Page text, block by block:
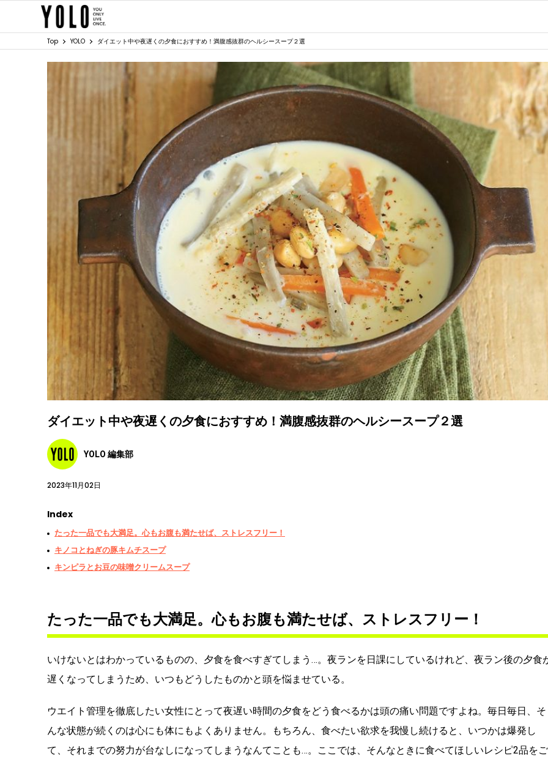
Top YOLO ダイエット中や夜遅くの夕食におすすめ！満腹感抜群のヘルシースープ２選
ダイエット中や夜遅くの夕食におすすめ！満腹感抜群のヘルシースープ２選
YOLO 編集部
2023年11月02日
Index
たった一品でも大満足。心もお腹も満たせば、ストレスフリー！
キノコとねぎの豚キムチスープ
キンピラとお豆の味噌クリームスープ
たった一品でも大満足。心もお腹も満たせば、ストレスフリー！
いけないとはわかっているものの、夕食を食べすぎてしまう…。夜ランを日課にしているけれど、夜ラン後の夕食
遅くなってしまうため、いつもどうしたものかと頭を悩ませている。
ウエイト管理を徹底したい女性にとって夜遅い時間の夕食をどう食べるかは頭の痛い問題ですよね。毎日毎日、そ
んな状態が続くのは心にも体にもよくありません。もちろん、食べたい欲求を我慢し続けると、いつかは爆発し
て、それまでの努力が台なしになってしまうなんてことも…。ここでは、そんなときに食べてほしいレシピ2品をご